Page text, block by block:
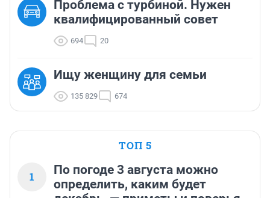
Проблема с турбиной. Нужен
квалифицированный совет
694 20
Ищу женщину для семьи
135 829 674
ТОП 5
1
По погоде 3 августа можно
определить, каким будет